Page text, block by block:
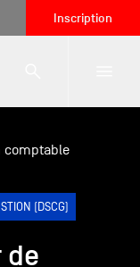
Inscription
comptable
(DSCG)
de